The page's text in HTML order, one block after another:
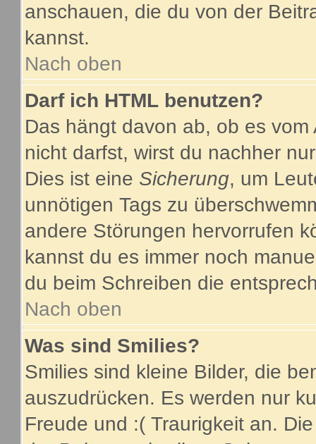
anschauen, die du von der
kannst.
Nach oben
Darf ich HTML benutzen?
Das hängt davon ab, ob es
nicht darfst, wirst du nachher
Dies ist eine Sicherung, um
unnötigen Tags zu
andere Störungen hervorrufen
kannst du es immer noch
du beim Schreiben die
Nach oben
Was sind Smilies?
Smilies sind kleine Bilder, die
auszudrücken. Es werden nur
Freude und :( Traurigkeit an.